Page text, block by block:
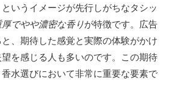
というイメージが先行しがちなタシッ
厚でやや濃密な香りが特徴です。広告
、期待した感覚と実際の体験がかけ
を感じる人も多いのです。この期待
水選びにおいて非常に重要な要素で